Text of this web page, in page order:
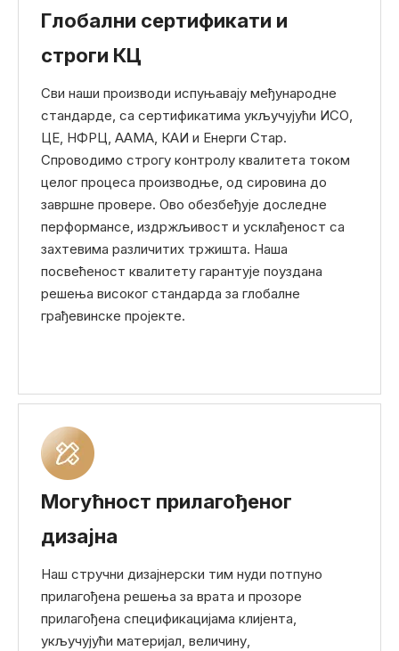
Глобални сертификати и
строги КЦ
Сви наши производи испуњавају међународне
стандарде, са сертификатима укључујући ИСО,
ЦЕ, НФРЦ, ААМА, КАИ и Енерги Стар.
Спроводимо строгу контролу квалитета током
целог процеса производње, од сировина до
завршне провере. Ово обезбеђује доследне
перформансе, издржљивост и усклађеност са
захтевима различитих тржишта. Наша
посвећеност квалитету гарантује поуздана
решења високог стандарда за глобалне
грађевинске пројекте.
Могућност прилагођеног
дизајна
Наш стручни дизајнерски тим нуди потпуно
прилагођена решења за врата и прозоре
прилагођена спецификацијама клијента,
укључујући материјал, величину,